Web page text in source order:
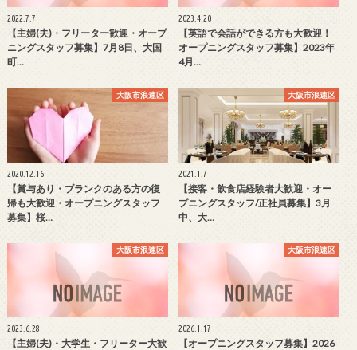
2022.7.7
【主婦(夫)・フリーター歓迎・オープ
ニングスタッフ募集】7月8日、大国
町…
2023.4.20
【英語で会話ができる方も大歓迎！
オープニングスタッフ募集】2023年
4月…
大阪市浪速区
2020.12.16
【賞与あり・ブランクのある方の復
帰も大歓迎・オープニングスタッフ
募集】桜…
大阪市浪速区
2021.1.7
【接客・飲食店経験者大歓迎・オー
プニングスタッフ/正社員募集】3月
中、大…
大阪市浪速区
2023.6.28
【主婦(夫)・大学生・フリーター大歓
大阪市浪速区
2026.1.17
【オープニングスタッフ募集】2026